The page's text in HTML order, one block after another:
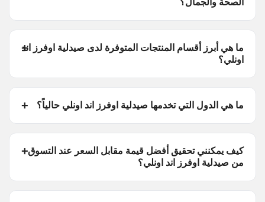
ما هي أبرز أقسام المنتجات المتوفرة لدى صيدلية اوفرز اند
اونلي؟
ما هي الدول التي تخدمها صيدلية اوفرز اند اونلي حالياً؟
كيف يمكنني تحقيق أفضل قيمة مقابل السعر عند التسوق
من صيدلية اوفرز اند اونلي؟